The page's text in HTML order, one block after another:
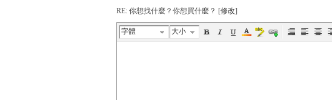
RE: 你想找什麼？你想買什麼？ [修改]
字體 大小